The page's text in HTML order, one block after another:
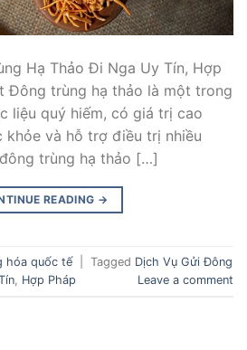
Hạ Thảo Đi Nga Uy Tín, Hợp
Đông trùng hạ thảo là một trong
liệu quý hiếm, có giá trị cao
và hỗ trợ điều trị nhiều
trùng hạ thảo […]
READING →
hóa quốc tế Tagged Dịch Vụ Gửi Đông
Hợp Pháp Leave a comment